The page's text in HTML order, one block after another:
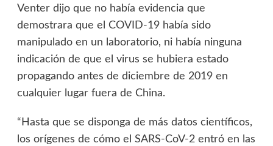
Venter dijo que no había evidencia que
demostrara que el COVID-19 había sido
manipulado en un laboratorio, ni había ninguna
indicación de que el virus se hubiera estado
propagando antes de diciembre de 2019 en
cualquier lugar fuera de China.
“Hasta que se disponga de más datos científicos,
los orígenes de cómo el SARS-CoV-2 entró en las